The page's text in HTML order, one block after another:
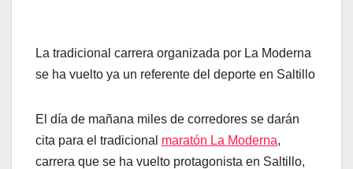
La tradicional carrera organizada por La Moderna
se ha vuelto ya un referente del deporte en Saltillo
El día de mañana miles de corredores se darán
cita para el tradicional maratón La Moderna,
carrera que se ha vuelto protagonista en Saltillo,